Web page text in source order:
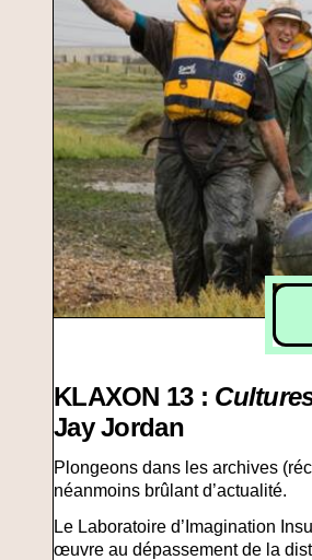
KLAXON 13 :
Jay Jordan
Plongeons dans les archives
néanmoins brûlant d’actualité.
Le Laboratoire d’Imagination
œuvre au dépassement de la